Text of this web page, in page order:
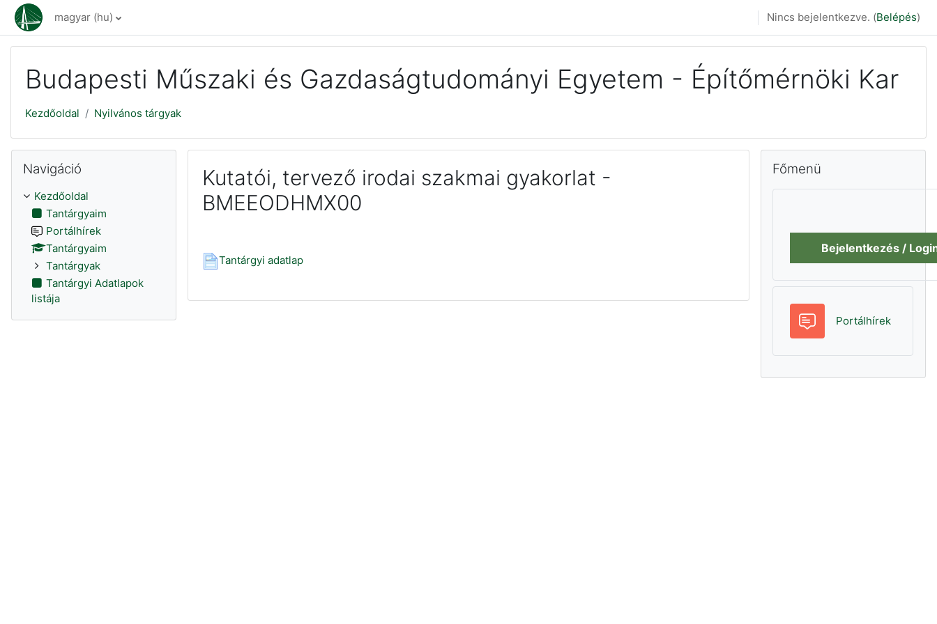
Tovább a fő tartalomhoz
magyar ‎(hu)‎ Nincs bejelentkezve. (Belépés)
Budapesti Műszaki és Gazdaságtudományi Egyetem - Építőmérnöki Kar
Kezdőoldal Nyilvános tárgyak
Kutatói, tervező irodai szakmai gyakorlat -
BMEEODHMX00
Tantárgyi adatlap
Navigáció
Kezdőoldal
Tantárgyaim
Portálhírek
Tantárgyaim
Tantárgyak
Tantárgyi Adatlapok
listája
Főmenü
Bejelentkezés /
PortálhírekFórum